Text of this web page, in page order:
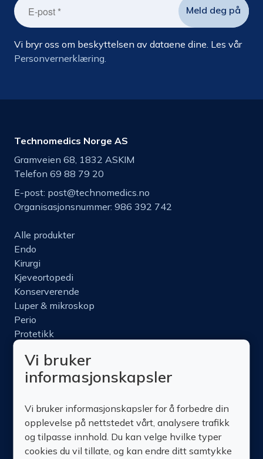
Vi bryr oss om beskyttelsen av dataene dine. Les vår
Personvernerklæring.
Technomedics Norge AS
Gramveien 68, 1832 ASKIM
Telefon 69 88 79 20
E-post: post@technomedics.no
Organisasjonsnummer: 986 392 742
Alle produkter
Endo
Kirurgi
Kjeveortopedi
Konserverende
Luper & mikroskop
Perio
Protetikk
Nettbutikk
Produktinfo
Om oss
Kontakt oss
Vi bruker
informasjonskapsler
Vi bruker informasjonskapsler for å forbedre din
opplevelse på nettstedet vårt, analysere trafikk
og tilpasse innhold. Du kan velge hvilke typer
cookies du vil tillate, og kan endre ditt samtykke